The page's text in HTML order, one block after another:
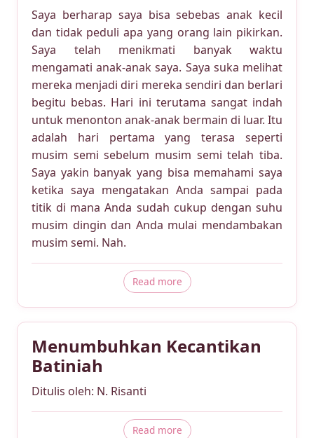
Saya berharap saya bisa sebebas anak kecil
dan tidak peduli apa yang orang lain pikirkan.
Saya telah menikmati banyak waktu
mengamati anak-anak saya. Saya suka melihat
mereka menjadi diri mereka sendiri dan berlari
begitu bebas. Hari ini terutama sangat indah
untuk menonton anak-anak bermain di luar. Itu
adalah hari pertama yang terasa seperti
musim semi sebelum musim semi telah tiba.
Saya yakin banyak yang bisa memahami saya
ketika saya mengatakan Anda sampai pada
titik di mana Anda sudah cukup dengan suhu
musim dingin dan Anda mulai mendambakan
musim semi. Nah.
Read moreabout Apa Yang Orang Lain
Menumbuhkan Kecantikan
Batiniah
Ditulis oleh: N. Risanti
Read moreabout Menumbuhkan